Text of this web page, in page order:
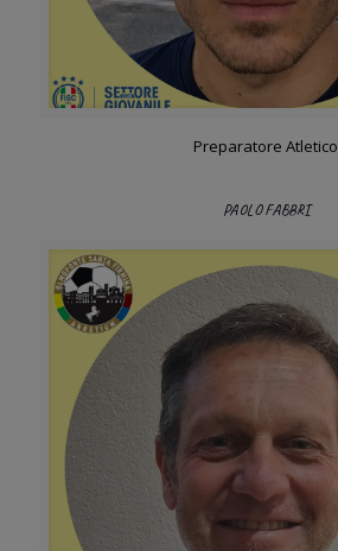
Preparatore Atletico
PAOLO FABBRI